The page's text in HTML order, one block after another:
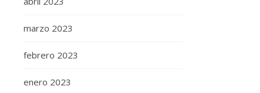
marzo 2023
febrero 2023
enero 2023